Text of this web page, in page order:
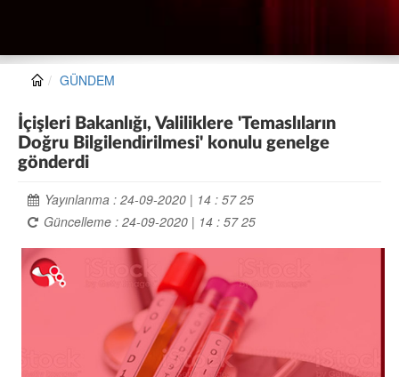
GÜNDEM
İçişleri Bakanlığı, Valiliklere 'Temaslıların
Doğru Bilgilendirilmesi' konulu genelge
gönderdi
Yayınlanma : 24-09-2020 | 14 : 57 25
Güncelleme : 24-09-2020 | 14 : 57 25